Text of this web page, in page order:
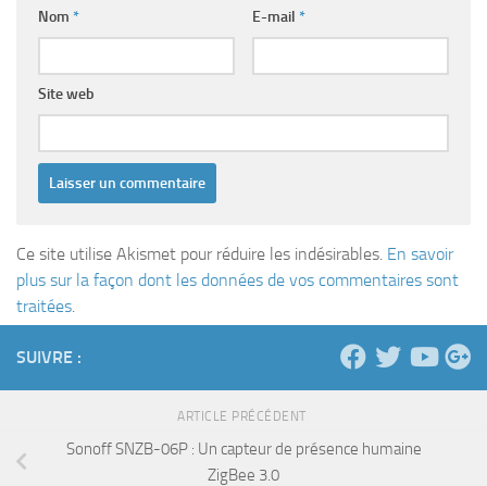
Nom * E-mail *
Site web
Ce site utilise Akismet pour réduire les indésirables. En savoir
plus sur la façon dont les données de vos commentaires sont
traitées.
SUIVRE :
ARTICLE PRÉCÉDENT
Sonoff SNZB-06P : Un capteur de présence humaine
ZigBee 3.0